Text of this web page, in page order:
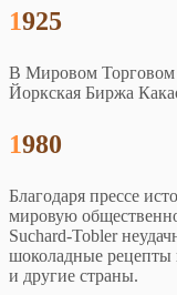
1925
В Мировом Торговом
Йоркская Биржа
1980
Благодаря прессе
мировую
Suchard-Tobler
шоколадные
и другие страны.